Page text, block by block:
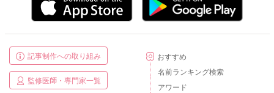
記事制作への取り組み
監修医師・専門家一覧
おすすめ
名前ランキング検索
アワード